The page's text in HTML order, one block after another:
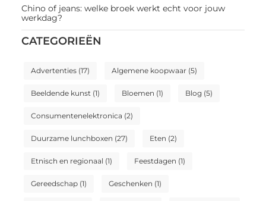
Chino of jeans: welke broek werkt echt voor jouw
werkdag?
CATEGORIEËN
Advertenties(17) Algemene koopwaar(5)
Beeldende kunst(1) Bloemen (1) Blog (5)
Consumentenelektronica (2)
Duurzame lunchboxen (27) Eten (2)
Etnisch en regionaal (1) Feestdagen (1)
Gereedschap(1) Geschenken (1)